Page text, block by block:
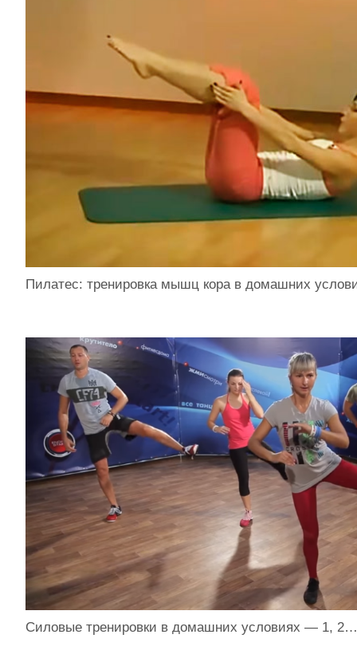
Пилатес: тренировка мышц кора в домашних
Силовые тренировки в домашних условиях — 1, 2…